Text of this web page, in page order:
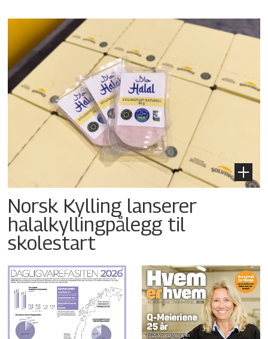
Norsk Kylling lanserer
halalkyllingpålegg til
skolestart